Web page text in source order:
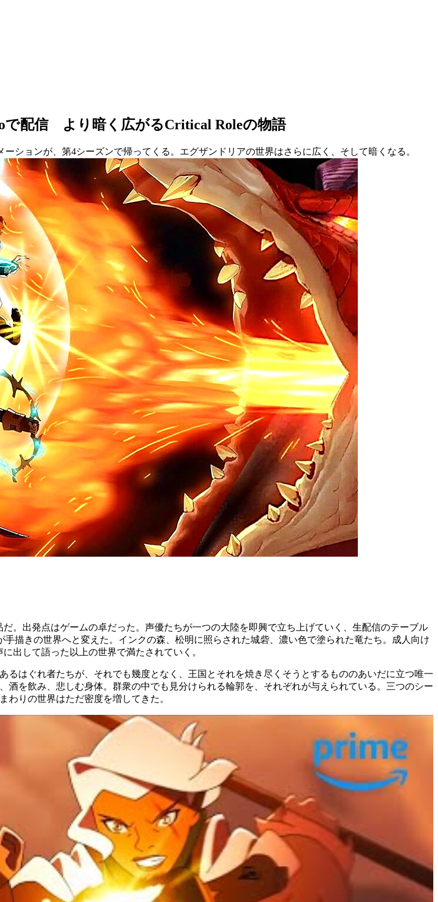
で配信 より暗く広がるCritical Roleの物語
ションが、第4シーズンで帰ってくる。エグザンドリアの世界はさらに広く、そして暗くなる。
だ。出発点はゲームの卓だった。声優たちが一つの大陸を即興で立ち上げていく、生配信のテーブル
描きの世界へと変えた。インクの森、松明に照らされた城砦、濃い色で塗られた竜たち。成人向け
出して語った以上の世界で満たされていく。
はぐれ者たちが、それでも幾度となく、王国とそれを焼き尽くそうとするもののあいだに立つ唯一
を飲み、悲しむ身体。群衆の中でも見分けられる輪郭を、それぞれが与えられている。三つのシー
わりの世界はただ密度を増してきた。